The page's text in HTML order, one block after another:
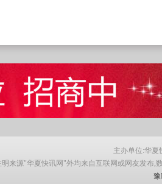
主办单位:华夏
来源"华夏快讯网"外均来自互联网或网友发布,
豫